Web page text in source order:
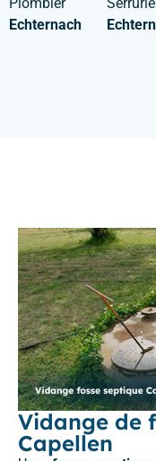
Plombier
Echternach
Vidange de
Capellen